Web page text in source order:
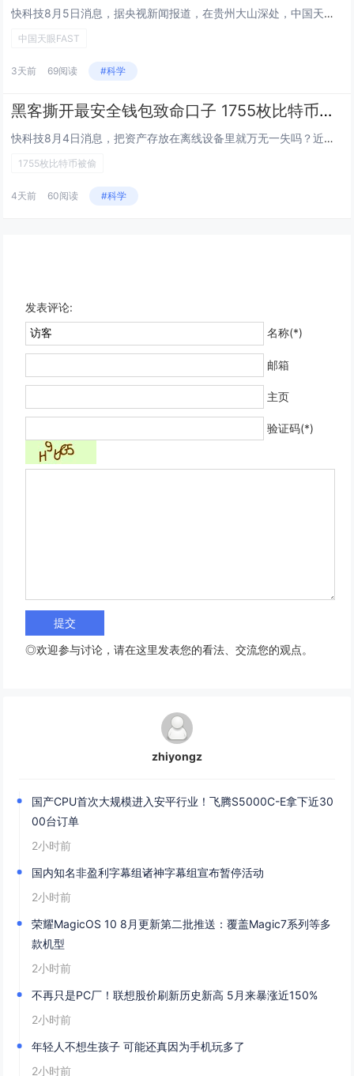
快科技8月5日消息，据央视新闻报道，在贵州大山深处，中国天眼FAST近期迎来硬核升级。如今，中国天眼重装上阵开启新一轮深...
中国天眼FAST
3天前 69阅读 #科学
黑客撕开最安全钱包致命口子 1755枚比特币被偷 价值7.43亿元
快科技8月4日消息，把资产存放在离线设备里就万无一失吗？近日爆发一起黑客攻击事件，给出了不容乐观的答案。据媒体报道，知名...
1755枚比特币被偷
4天前 60阅读 #科学
发表评论:
名称(*)
邮箱
主页
验证码(*)
◎欢迎参与讨论，请在这里发表您的看法、交流您的观点。
zhiyongz
国产CPU首次大规模进入安平行业！飞腾S5000C-E拿下近30
00台订单
2小时前
国内知名非盈利字幕组诸神字幕组宣布暂停活动
2小时前
荣耀MagicOS 10 8月更新第二批推送：覆盖Magic7系列等多
款机型
2小时前
不再只是PC厂！联想股价刷新历史新高 5月来暴涨近150%
2小时前
年轻人不想生孩子 可能还真因为手机玩多了
2小时前